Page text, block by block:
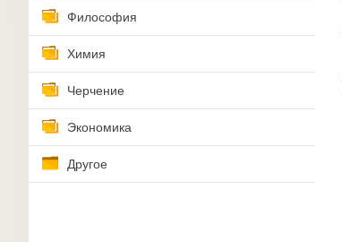
Философия
Химия
Черчение
Экономика
Другое